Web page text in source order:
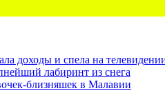
доходы и спела на
лабиринт из снега
близняшек в Малавии